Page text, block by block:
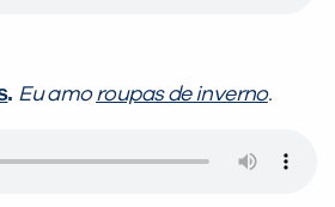
. Eu amoroupas de inverno.